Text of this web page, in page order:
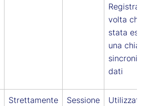
Registra
volta che
stata
una
dati
Strettamente
Sessione
Utilizzato